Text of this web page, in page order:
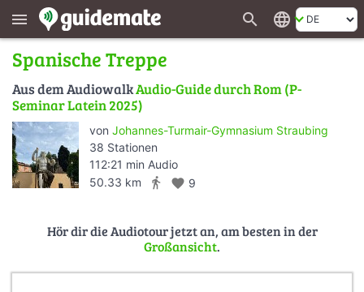
menu search language
Spanische Treppe
Aus dem AudiowalkAudio-Guide durch Rom (P-
Seminar Latein 2025)
von Johannes-Turmair-Gymnasium Straubing
38 Stationen
112:21 min Audio
50.33 km
directions_walk favorite 9
Hör dir die Audiotour jetzt an, am besten in der
Großansicht.